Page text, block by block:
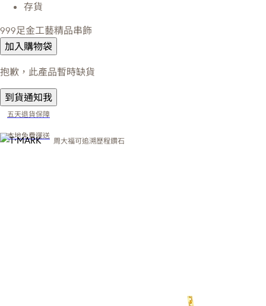
存貨
999足金工藝精品串飾
加入購物袋
抱歉，此產品暫時缺貨
到貨通知我
五天退貨保障
本地免費運送
周大福可追溯歷程鑽石